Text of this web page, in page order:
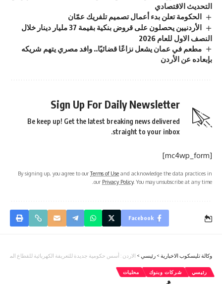
التحديث الاقتصادي
الحكومة تعلن بدء أعمال تصميم تلفريك عمّان
الأردنيين يحصلون على قروض بنكية بقيمة 37 مليار دينار خلال
النصف الاول للعام 2026
مطعم في عمان يشعل نزاعًا قضائيًا.. وافد مصري يتهم شريكه
بإبعاده عن الأردن
Sign Up For Daily Newsletter
Be keep up! Get the latest breaking news delivered
straight to your inbox.
[mc4wp_form]
By signing up, you agree to ourTerms of Use and acknowledge the data practices in
our Privacy Policy. You may unsubscribe at any time.
Facebook
وكالة تليسكوب الاخبارية > رئيسي > الاردن : أُسس حكومية جديدة للتعريفة الكهربائية للقطاع
رئيسي شركات وبنوك محليات